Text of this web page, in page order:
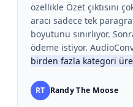
özellikle Özet çıktısını
aracı sadece tek
boyutunu sınırlıyor.
ödeme istiyor.
birden fazla kategori
RT Randy The Moose